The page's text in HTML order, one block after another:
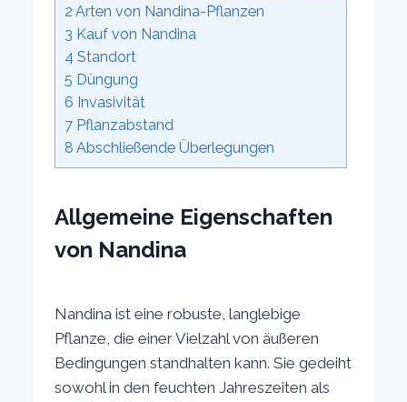
2 Arten von Nandina-Pflanzen
3 Kauf von Nandina
4 Standort
5 Düngung
6 Invasivität
7 Pflanzabstand
8 Abschließende Überlegungen
Allgemeine Eigenschaften
von Nandina
Nandina ist eine robuste, langlebige
Pflanze, die einer Vielzahl von äußeren
Bedingungen standhalten kann. Sie gedeiht
sowohl in den feuchten Jahreszeiten als